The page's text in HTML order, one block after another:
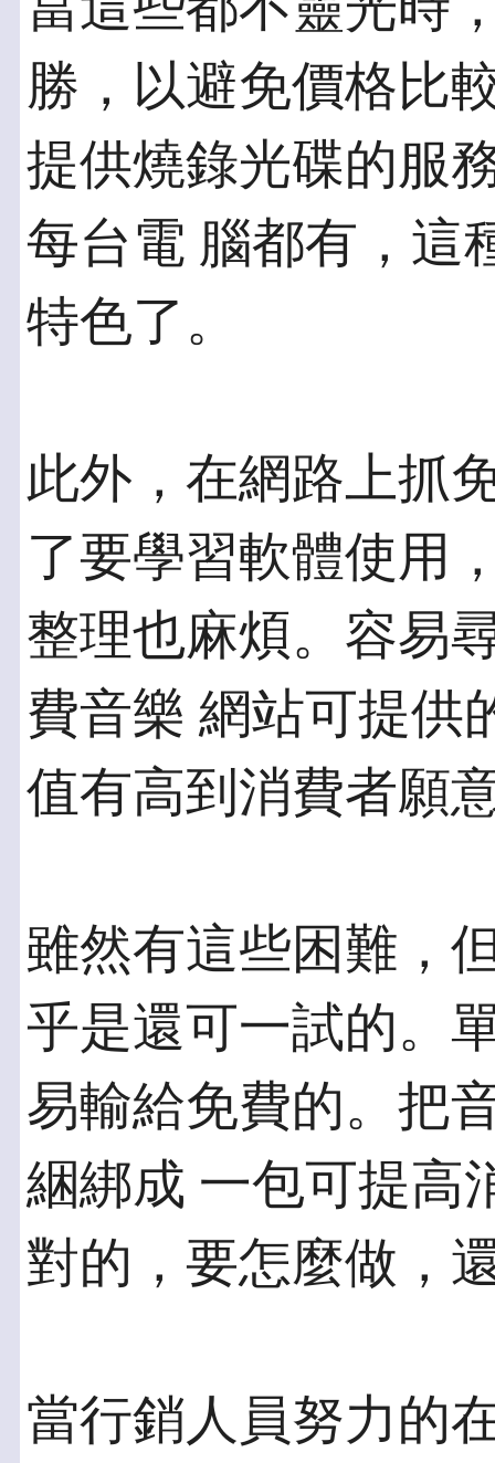
勝，以避免價格比
提供燒錄光碟的服
每台電 腦都有，這
特色了。
此外，在網路上抓
了要學習軟體使用
整理也麻煩。容易
費音樂 網站可提供
值有高到消費者願
雖然有這些困難，
乎是還可一試的。
易輸給免費的。把
綑綁成 一包可提高
對的，要怎麼做，
當行銷人員努力的